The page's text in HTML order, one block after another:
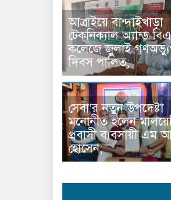
আত্রাইয়ে বান্দাইখাড়া
টেকনিক্যাল অ্যান্ড
কলেজে জুলাই
দিবস পালিত;
সেবা’র নতুন উপদেষ্টা
মনোনীত হলেন
প্রবাসী ব্যবসায়ী এম
হোসেন;